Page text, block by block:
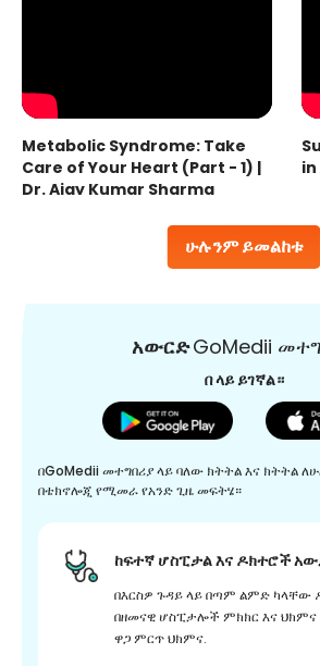
ሁሉንም ይመልከቱ
Metabolic Syndrome: Take
Care of Your Heart (Part - 1) |
Dr. Ajay Kumar Sharma
አውርድGoMedii
በ ላይ ይገኛል።
በGoMedii መተግበሪያ ላይ ባለው ክትትል እና ክትትል
በቴክኖሎጂ የሚመራ የአንድ ጊዜ መፍትሄ።
ከፍተኛ ሆስፒታል እና ዶክተሮች
በእርስዎ ጉዳይ ላይ በጣም ልምድ ካላቸው
በዘመናዊ ሆስፒታሎች ምክክር እና
ዋጋ ምርጥ ህክምና.